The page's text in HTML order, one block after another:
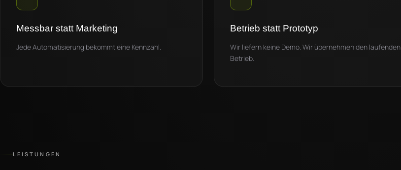
Messbar statt Marketing
Jede Automatisierung bekommt eine Kennzahl.
Betrieb statt Prototyp
Wir liefern keine Demo. Wir übernehmen den laufenden
Betrieb.
LEISTUNGEN